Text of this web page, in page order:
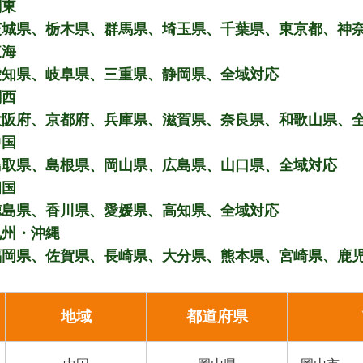
県、栃木県、群馬県、埼玉県、千葉県、東京都、神
県、岐阜県、三重県、静岡県、全域対応
府、京都府、兵庫県、滋賀県、奈良県、和歌山県、
県、島根県、岡山県、広島県、山口県、全域対応
県、香川県、愛媛県、高知県、全域対応
・沖縄
県、佐賀県、長崎県、大分県、熊本県、宮崎県、鹿
地域 都道府県